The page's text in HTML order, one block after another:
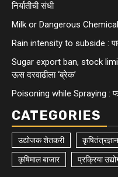
निर्यातीची संधी
Milk or Dangerous
Rain intensity to subside :
Sugar export ban, stock
ऊस दरवाढीला ‘ब्रेक’
Poisoning while Spraying :
CATEGORIES
उद्योजक शेतकरी कृषितंत्रज्ञान
कृषिमाल बाजार प्रक्रिया